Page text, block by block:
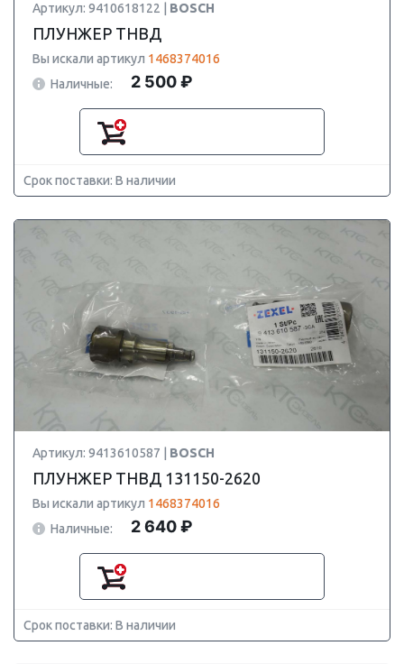
Артикул: 9410618122 | BOSCH
ПЛУНЖЕР ТНВД
Вы искали артикул 1468374016
Наличные:
2 500 ₽
Срок поставки: В наличии
Артикул: 9413610587 | BOSCH
ПЛУНЖЕР ТНВД 131150-2620
Вы искали артикул 1468374016
Наличные:
2 640 ₽
Срок поставки: В наличии